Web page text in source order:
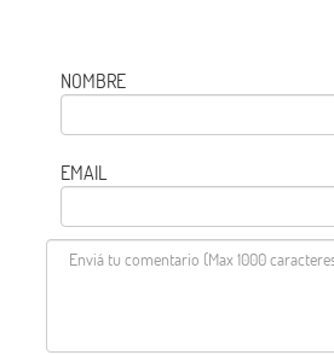
NOMBRE
EMAIL